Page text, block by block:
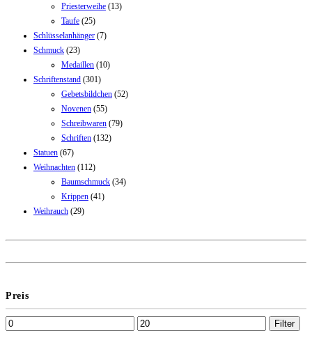
Priesterweihe (13)
Taufe (25)
Schlüsselanhänger (7)
Schmuck (23)
Medaillen (10)
Schriftenstand (301)
Gebetsbildchen (52)
Novenen (55)
Schreibwaren (79)
Schriften (132)
Statuen (67)
Weihnachten (112)
Baumschmuck (34)
Krippen (41)
Weihrauch (29)
Preis
Filter